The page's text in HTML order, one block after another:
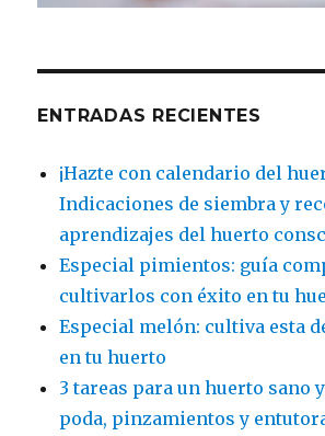
ENTRADAS RECIENTES
¡Hazte con calendario del
Indicaciones de siembra y
aprendizajes del huerto
Especial pimientos: guía
cultivarlos con éxito en tu
Especial melón: cultiva esta
en tu huerto
3 tareas para un huerto sano
poda, pinzamientos y